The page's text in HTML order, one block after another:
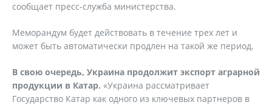
сообщает пресс-служба министерства.
Меморандум будет действовать в течение трех лет и
может быть автоматически продлен на такой же период.
В свою очередь, Украина продолжит экспорт аграрной
продукции в Катар. «Украина рассматривает
Государство Катар как одного из ключевых партнеров в